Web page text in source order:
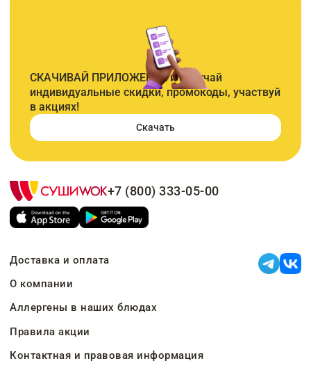
СКАЧИВАЙ ПРИЛОЖЕНИЕ и получай
индивидуальные скидки, промокоды, участвуй
в акциях!
Скачать
+7 (800) 333-05-00
Доставка и оплата
О компании
Аллергены в наших блюдах
Правила акции
Контактная и правовая информация